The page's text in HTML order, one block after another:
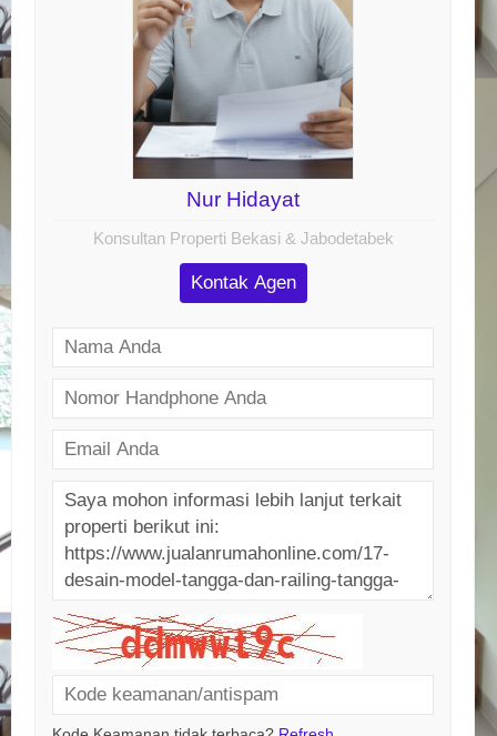
Nur Hidayat
Konsultan Properti Bekasi & Jabodetabek
Kontak Agen